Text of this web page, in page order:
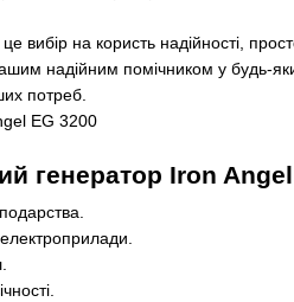
вибір на користь надійності,
надійним помічником у будь-
потреб.
генератор Iron Angel
електроприлади.